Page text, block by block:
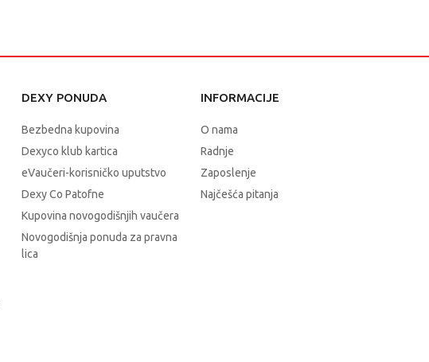
DEXY PONUDA
Bezbedna kupovina
Dexyco klub kartica
eVaučeri-korisničko uputstvo
Dexy Co Patofne
Kupovina novogodišnjih vaučera
Novogodišnja ponuda za pravna
lica
INFORMACIJE
O nama
Radnje
Zaposlenje
Najčešća pitanja